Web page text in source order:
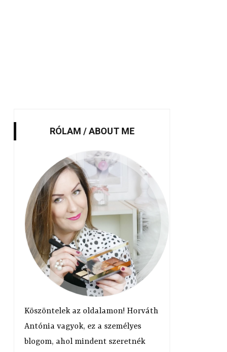
RÓLAM / ABOUT ME
Köszöntelek az oldalamon! Horváth
Antónia vagyok, ez a személyes
blogom, ahol mindent szeretnék